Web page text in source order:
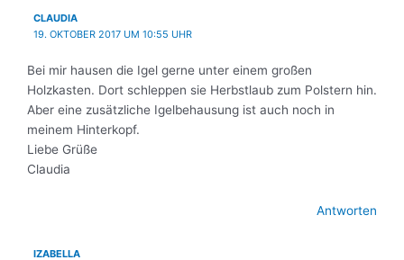
CLAUDIA
19. OKTOBER 2017 UM 10:55 UHR
Bei mir hausen die Igel gerne unter einem großen
Holzkasten. Dort schleppen sie Herbstlaub zum Polstern hin.
Aber eine zusätzliche Igelbehausung ist auch noch in
meinem Hinterkopf.
Liebe Grüße
Claudia
Antworten
IZABELLA